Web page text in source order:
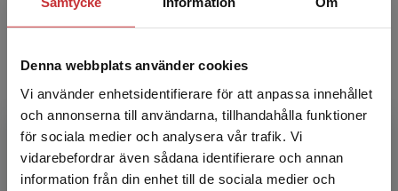
Denna webbplats använder cookies
Vi använder enhetsidentifierare för att anpassa innehållet
och annonserna till användarna, tillhandahålla funktioner
för sociala medier och analysera vår trafik. Vi
vidarebefordrar även sådana identifierare och annan
information från din enhet till de sociala medier och
Begränsad fraktregion
Köp- och leveransvillkor
Författare